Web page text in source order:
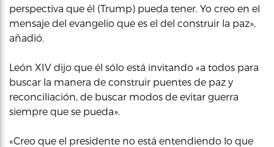
perspectiva que él (Trump) pueda tener. Yo creo en el
mensaje del evangelio que es el del construir la paz»,
añadió.
León XIV dijo que él sólo está invitando «a todos para
buscar la manera de construir puentes de paz y
reconciliación, de buscar modos de evitar guerra
siempre que se pueda».
«Creo que el presidente no está entendiendo lo que